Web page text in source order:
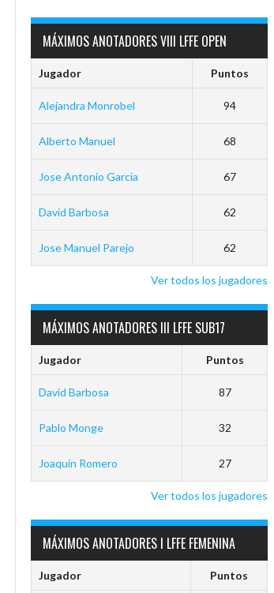
MÁXIMOS ANOTADORES VIII LFFE OPEN
Jugador Puntos
Alejandra Monrobel 94
Alberto Manuel 68
Jose Antonio García 67
David Barbosa 62
Jose Manuel Parejo 62
Ver todos los jugadores
MÁXIMOS ANOTADORES III LFFE SUB17
Jugador Puntos
David Barbosa 87
Pablo Monge 32
Joaquín Romero 27
Ver todos los jugadores
MÁXIMOS ANOTADORES I LFFE FEMENINA
Jugador Puntos